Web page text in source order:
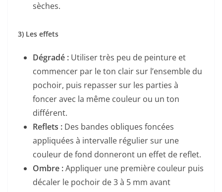
sèches.
3) Les effets
Dégradé : Utiliser très peu de peinture et
commencer par le ton clair sur l’ensemble du
pochoir, puis repasser sur les parties à
foncer avec la même couleur ou un ton
différent.
Reflets : Des bandes obliques foncées
appliquées à intervalle régulier sur une
couleur de fond donneront un effet de reflet.
Ombre :Appliquer une première couleur puis
décaler le pochoir de 3 à 5 mm avant